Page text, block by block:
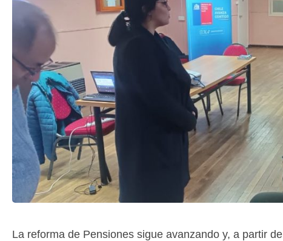
La reforma de Pensiones sigue avanzando y, a partir de